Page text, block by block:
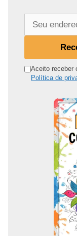
n Aceito receber
Política de